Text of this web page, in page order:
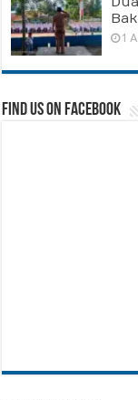
1
Find us on Facebook